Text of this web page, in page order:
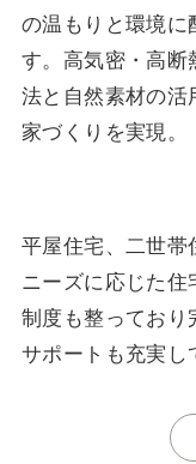
の温もりと環境に
す。高気密・高断
法と自然素材の活
家づくりを実現。
平屋住宅、二世帯
ニーズに応じた住
制度も整っており
サポートも充実し